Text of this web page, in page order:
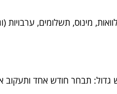
מינוס, תשלומים,
גדול: תבחר חודש אחד ותעקוב